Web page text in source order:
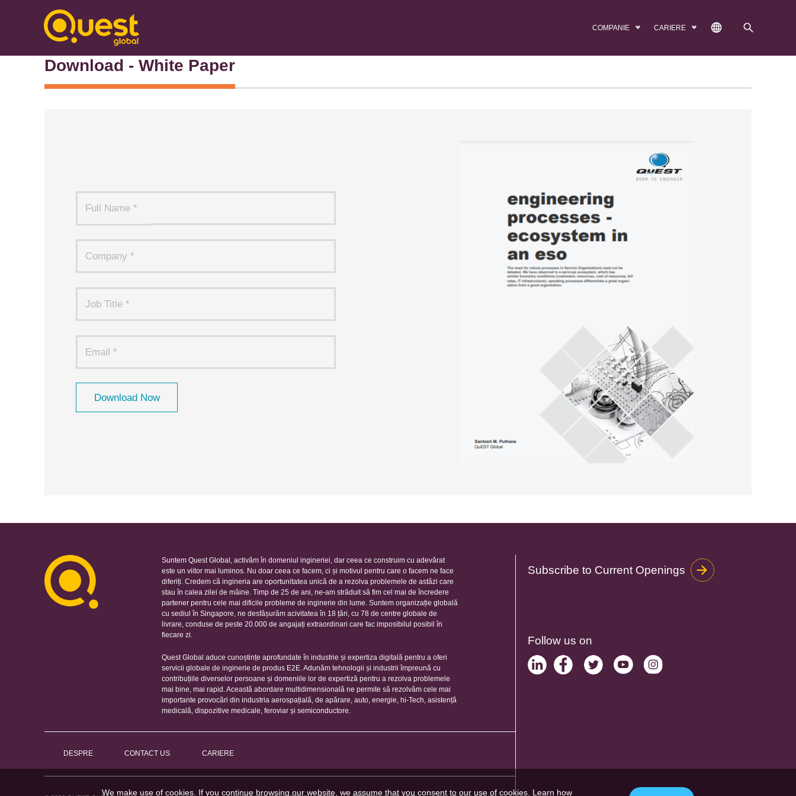
COMPANIE CARIERE
Download - White Paper
Subscribe to Current Openings
Follow us on
Suntem Quest Global, activăm în domeniul ingineriei, dar ceea ce construim cu adevărat
este un viitor mai luminos. Nu doar ceea ce facem, ci și motivul pentru care o facem ne face
diferiți. Credem că ingineria are oportunitatea unică de a rezolva problemele de astăzi care
stau în calea zilei de mâine. Timp de 25 de ani, ne-am străduit să fim cel mai de încredere
partener pentru cele mai dificile probleme de inginerie din lume. Suntem organizație globală
cu sediul în Singapore, ne desfășurăm acivitatea în 18 țări, cu 78 de centre globale de
livrare, conduse de peste 20.000 de angajați extraordinari care fac imposibilul posibil în
fiecare zi.
Quest Global aduce cunoștințe aprofundate în industrie și expertiza digitală pentru a oferi
servicii globale de inginerie de produs E2E. Adunăm tehnologii și industrii împreună cu
contribuțiile diverselor persoane și domeniile lor de expertiză pentru a rezolva problemele
mai bine, mai rapid. Această abordare multidimensională ne permite să rezolvăm cele mai
importante provocări din industria aerospațială, de apărare, auto, energie, hi-Tech, asistență
medicală, dispozitive medicale, feroviar și semiconductore.
DESPRE CONTACT US CARIERE
We make use of cookies. If you continue browsing our website, we assume that you consent to our use of cookies. Learn how